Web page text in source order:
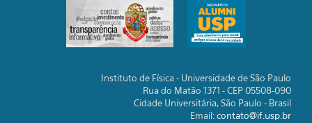
Instituto de Física - Universidade de São Paulo
Rua do Matão 1371 - CEP 05508-090
Cidade Universitária, São Paulo - Brasil
Email:contato@if.usp.br